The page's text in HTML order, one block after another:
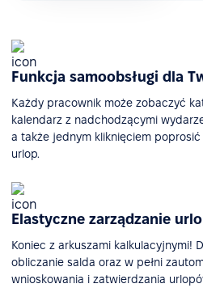
Funkcja samoobsługi dla
Każdy pracownik może zobaczyć
kalendarz z nadchodzącymi
a także jednym kliknięciem
urlop.
Elastyczne zarządzanie
Koniec z arkuszami kalkulacyjnymi!
obliczanie salda oraz w pełni
wnioskowania i zatwierdzania